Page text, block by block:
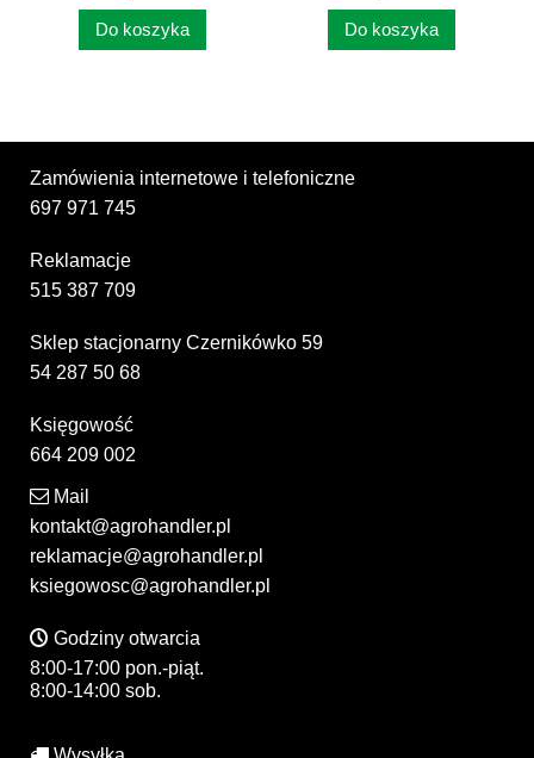
Do koszyka
Do koszyka
Zamówienia internetowe i telefoniczne
697 971 745
Reklamacje
515 387 709
Sklep stacjonarny Czernikówko 59
54 287 50 68
Księgowość
664 209 002
Mail
kontakt@agrohandler.pl
reklamacje@agrohandler.pl
ksiegowosc@agrohandler.pl
Godziny otwarcia
8:00-17:00 pon.-piąt.
8:00-14:00 sob.